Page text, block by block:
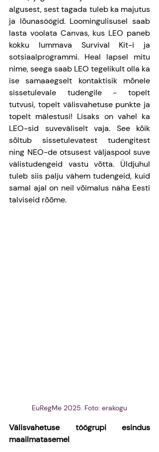
algusest, sest tagada tuleb ka majutus
ja lõunasöögid. Loomingulisusel saab
lasta voolata Canvas, kus LEO paneb
kokku lummava Survival Kit-i ja
sotsiaalprogrammi. Heal lapsel mitu
nime, seega saab LEO tegelikult olla ka
ise samaaegselt kontaktisik mõnele
sissetulevale tudengile - topelt
tutvusi, topelt välisvahetuse punkte ja
topelt mälestusi! Lisaks on vahel ka
LEO-sid suveväliselt vaja. See kõik
sõltub sissetulevatest tudengitest
ning NEO-de otsusest väljaspool suve
välistudengeid vastu võtta. Üldjuhul
tuleb siis palju vähem tudengeid, kuid
samal ajal on neil võimalus näha Eesti
talviseid rõõme.
EuRegMe 2025. Foto: erakogu
Välisvahetuse töögrupi esindus
maailmatasemel